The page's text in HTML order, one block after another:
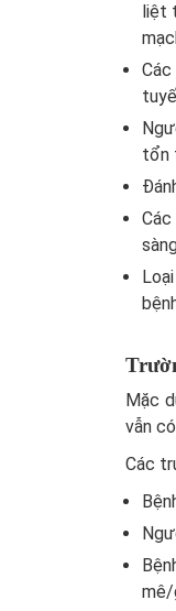
liệt
tổn
Mặc
vẫn
Các
mê/